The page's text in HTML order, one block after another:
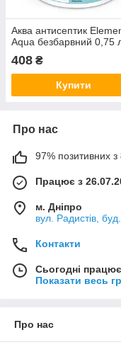
Аква антисептик
Aqua безбарвний 0,75
408 ₴
Купити
Про нас
97% позитивних з
Працює з
м. Дніпро
вул. Радистів,
Контакти
Сьогодні
Показати весь
Про нас